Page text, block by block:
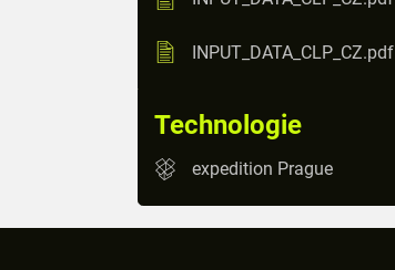
INPUT_DATA_CLP_CZ.pdf
Technologie
expedition Prague